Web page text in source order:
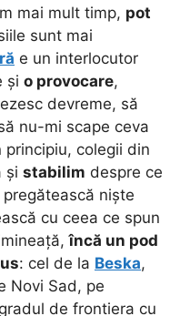
mai mult timp, pot
sunt mai
e un interlocutor
și o provocare,
devreme, să
nu-mi scape ceva
principiu, colegii din
și stabilim despre ce
niște
cu ceea ce spun
încă un pod
: cel de la Beska,
Novi Sad, pe
de frontiera cu